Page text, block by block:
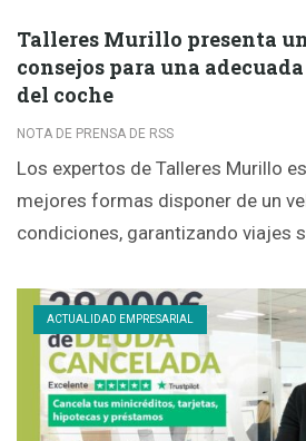
Talleres Murillo presenta
consejos para una
del coche
NOTA DE PRENSA DE RSS
Los expertos de Talleres Murillo
mejores formas disponer de un
condiciones, garantizando viajes
ACTUALIDAD EMPRESARIAL